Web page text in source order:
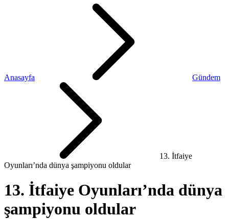
Anasayfa Gündem
13. İtfaiye
Oyunları’nda dünya şampiyonu oldular
13. İtfaiye Oyunları’nda dünya
şampiyonu oldular